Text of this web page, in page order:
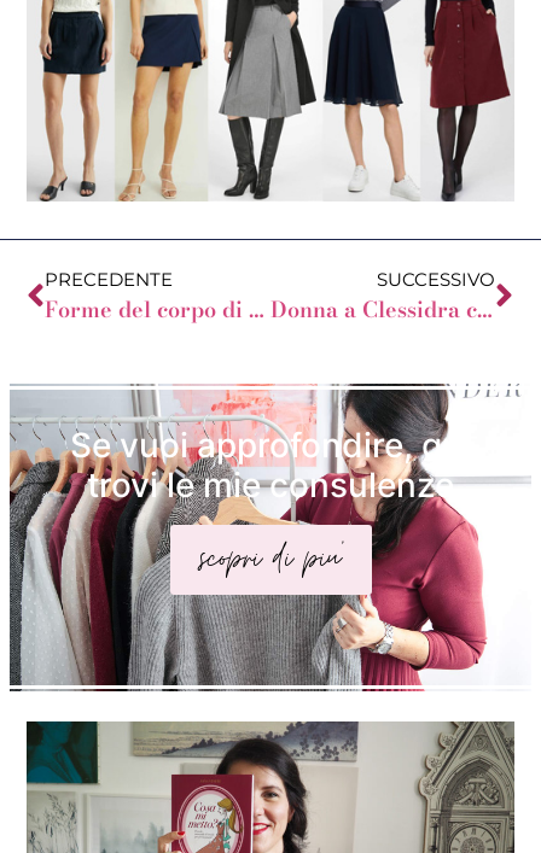
PRECEDENTE
Forme del corpo di diversi Colori
SUCCESSIVO
Donna a Clessidra con Poco Seno
Se vuoi approfondire, qui
trovi le mie consulenze
scopri di piu'